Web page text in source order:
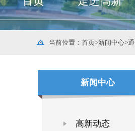
当前位置： 首页>新闻中心>
新闻中心
高新动态